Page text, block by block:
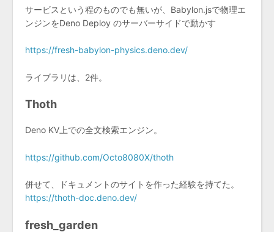
サービスという程のものでも無いが、Babylon.jsで物理エ
ンジンをDeno Deploy のサーバーサイドで動かす
https://fresh-babylon-physics.deno.dev/
ライブラリは、2件。
Thoth
Deno KV上での全文検索エンジン。
https://github.com/Octo8080X/thoth
併せて、ドキュメントのサイトを作った経験を持てた。
https://thoth-doc.deno.dev/
fresh_garden